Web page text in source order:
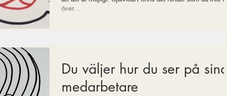
över....
Du väljer hur du ser på sina
medarbetare